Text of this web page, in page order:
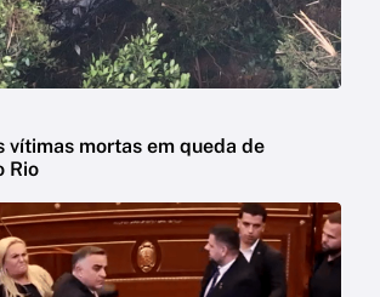
vítimas mortas em queda de
Rio